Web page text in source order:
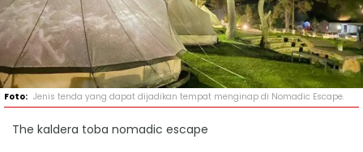
Jenis tenda yang dapat dijadikan tempat menginap di Nomadic Escape.
The kaldera toba nomadic escape